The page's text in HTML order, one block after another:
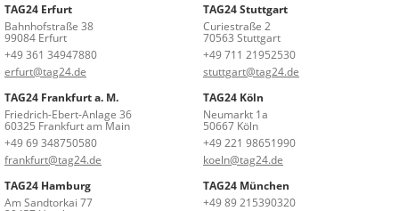
TAG24 Erfurt
Bahnhofstraße 38
99084 Erfurt
+49 361 34947880
erfurt@tag24.de
TAG24 Stuttgart
Curiestraße 2
70563 Stuttgart
+49 711 21952530
stuttgart@tag24.de
TAG24 Frankfurt a. M.
Friedrich-Ebert-Anlage 36
60325 Frankfurt am Main
+49 69 348750580
frankfurt@tag24.de
TAG24 Köln
Neumarkt 1a
50667 Köln
+49 221 98651990
koeln@tag24.de
TAG24 Hamburg
Am Sandtorkai 77
TAG24 München
+49 89 215390320